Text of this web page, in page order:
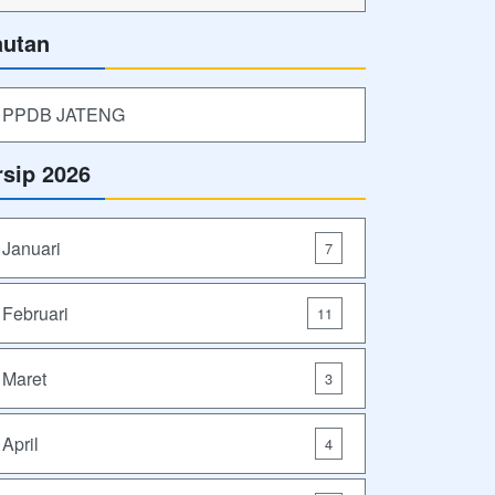
PPDB JATENG
2026
Januari 7
Februari 11
Maret 3
April 4